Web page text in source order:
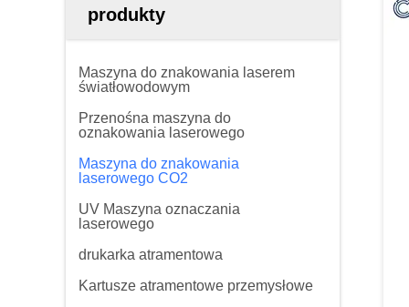
produkty
Maszyna do znakowania laserem
światłowodowym
Przenośna maszyna do
oznakowania laserowego
Maszyna do znakowania
laserowego CO2
UV Maszyna oznaczania
laserowego
drukarka atramentowa
Kartusze atramentowe przemysłowe